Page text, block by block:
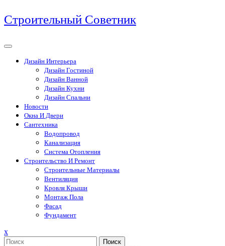
Перейти
к
Строительный Советник
Дизайн Интерьера
Дизайн Гостиной
Дизайн Ванной
Дизайн Кухни
Дизайн Спальни
Новости
Окна И Двери
Сантехника
Водопровод
Канализация
Система Отопления
Строительство И Ремонт
Строительные Материалы
Вентиляция
Кровля Крыши
Монтаж Пола
Фасад
Фундамент
xЗакрыть
меню
Поиск